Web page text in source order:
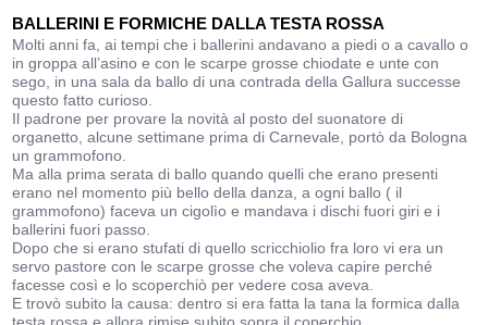
BALLERINI E FORMICHE DALLA TESTA ROSSA
Molti anni fa, ai tempi che i ballerini andavano a piedi o a cavallo o
in groppa all’asino e con le scarpe grosse chiodate e unte con
sego, in una sala da ballo di una contrada della Gallura successe
questo fatto curioso.
Il padrone per provare la novità al posto del suonatore di
organetto, alcune settimane prima di Carnevale, portò da Bologna
un grammofono.
Ma alla prima serata di ballo quando quelli che erano presenti
erano nel momento più bello della danza, a ogni ballo ( il
grammofono) faceva un cigolìo e mandava i dischi fuori giri e i
ballerini fuori passo.
Dopo che si erano stufati di quello scricchiolio fra loro vi era un
servo pastore con le scarpe grosse che voleva capire perché
facesse così e lo scoperchiò per vedere cosa aveva.
E trovò subito la causa: dentro si era fatta la tana la formica dalla